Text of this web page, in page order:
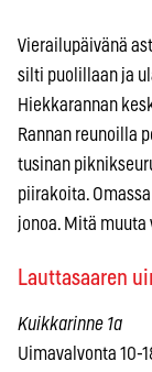
Vierailupäivänä
silti puolillaan ja
Hiekkarannan
Rannan reunoilla
tusinan
piirakoita.
jonoa. Mitä muuta
Lauttasaaren
Kuikkarinne 1a
Uimavalvonta 10-